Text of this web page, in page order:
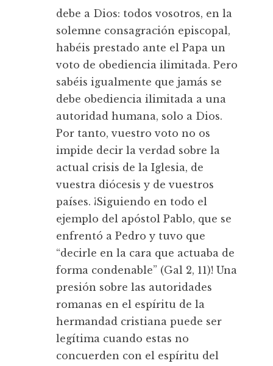
debe a Dios: todos vosotros, en la
solemne consagración episcopal,
habéis prestado ante el Papa un
voto de obediencia ilimitada. Pero
sabéis igualmente que jamás se
debe obediencia ilimitada a una
autoridad humana, solo a Dios.
Por tanto, vuestro voto no os
impide decir la verdad sobre la
actual crisis de la Iglesia, de
vuestra diócesis y de vuestros
países. ¡Siguiendo en todo el
ejemplo del apóstol Pablo, que se
enfrentó a Pedro y tuvo que
“decirle en la cara que actuaba de
forma condenable” (Gal 2, 11)! Una
presión sobre las autoridades
romanas en el espíritu de la
hermandad cristiana puede ser
legítima cuando estas no
concuerden con el espíritu del